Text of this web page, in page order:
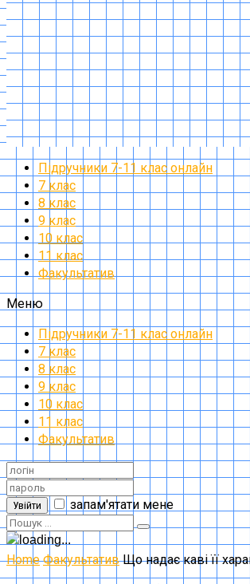
Підручники 7-11 клас онлайн
7 клас
8 клас
9 клас
10 клас
11 клас
Факультатив
Меню
Підручники 7-11 клас онлайн
7 клас
8 клас
9 клас
10 клас
11 клас
Факультатив
Увійти запам'ятати мене
Home Факультатив Що надає каві її